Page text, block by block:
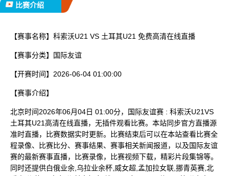
比赛介绍
【赛事名称】 科索沃U21 VS 土耳其U21 免费高清在线直播
【赛事分类】 国际友谊
【开赛时间】 2026-06-04 01:00:00
【赛事介绍】
北京时间2026年06月04日 01:00分，国际友谊赛 : 科索沃U21VS
土耳其U21高清在线直播，无插件观看比赛。本站同步官方直播源
准时直播，比赛数据实时更新。比赛结束后可以在本站查看比赛全
程录像、比赛比分、赛事结果、赛事相关新闻报道，以及国际友谊
赛的最新赛事直播，比赛录像，比赛视频下载，精彩片段集锦等。
同时还提供白俄业余,乌拉业余杯,威女超,孟加拉女联,挪青英赛,北